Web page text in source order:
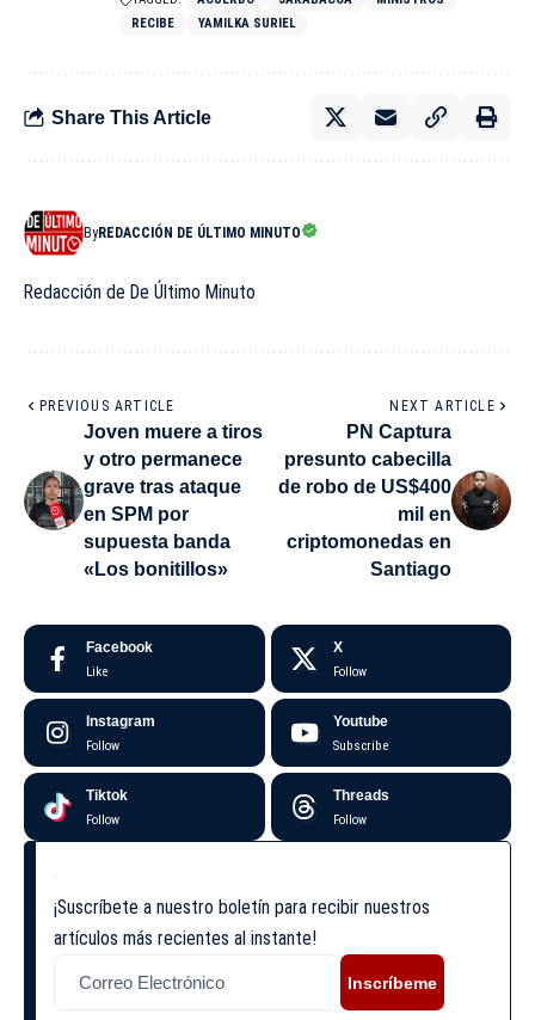
RECIBE
YAMILKA SURIEL
Share This Article
ByREDACCIÓN DE ÚLTIMO MINUTO
Redacción de De Último Minuto
PREVIOUS ARTICLE
Joven muere a tiros
y otro permanece
grave tras ataque
en SPM por
supuesta banda
«Los bonitillos»
NEXT ARTICLE
PN Captura
presunto cabecilla
de robo de US$400
mil en
criptomonedas en
Santiago
Facebook
Like
X
Follow
Instagram
Follow
Youtube
Subscribe
Tiktok
Follow
Threads
Follow
¡Suscríbete a nuestro boletín para recibir nuestros
artículos más recientes al instante!
Inscríbeme